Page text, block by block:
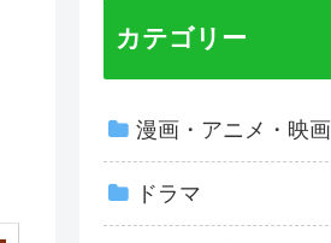
カテゴリー
漫画・アニメ・映画
ドラマ